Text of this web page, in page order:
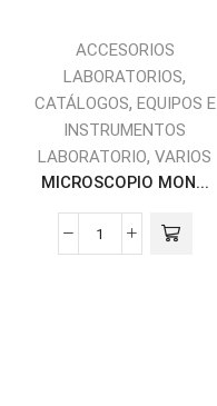
ACCESORIOS
LABORATORIOS,
CATÁLOGOS, EQUIPOS E
INSTRUMENTOS
LABORATORIO, VARIOS
MICROSCOPIO MON...